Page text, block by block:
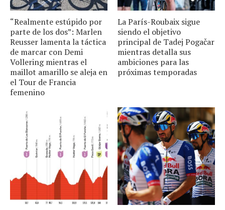
“Realmente estúpido por
parte de los dos”: Marlen
Reusser lamenta la táctica
de marcar con Demi
Vollering mientras el
maillot amarillo se aleja en
el Tour de Francia
femenino
La París-Roubaix sigue
siendo el objetivo
principal de Tadej Pogačar
mientras detalla sus
ambiciones para las
próximas temporadas